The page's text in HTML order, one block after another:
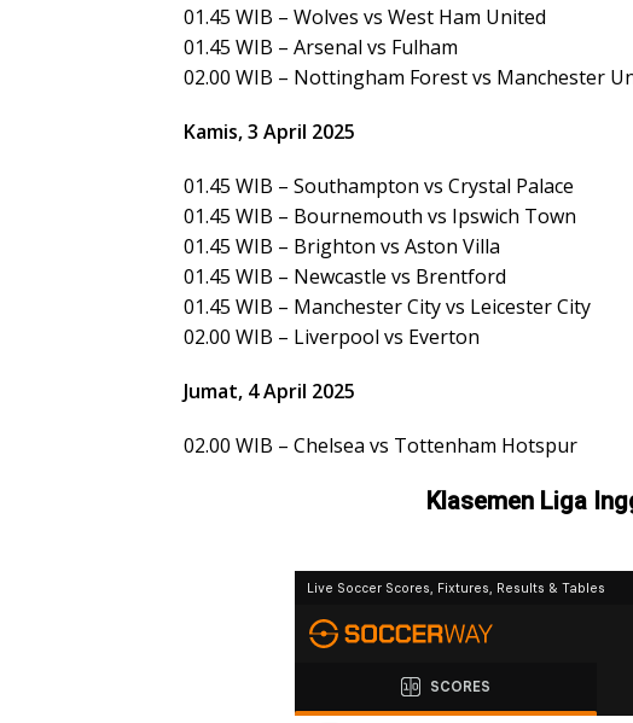
01.45 WIB – Wolves vs West Ham United
01.45 WIB – Arsenal vs Fulham
02.00 WIB – Nottingham Forest vs Manchester
Kamis, 3 April 2025
01.45 WIB – Southampton vs Crystal Palace
01.45 WIB – Bournemouth vs Ipswich Town
01.45 WIB – Brighton vs Aston Villa
01.45 WIB – Newcastle vs Brentford
01.45 WIB – Manchester City vs Leicester City
02.00 WIB – Liverpool vs Everton
Jumat, 4 April 2025
02.00 WIB – Chelsea vs Tottenham Hotspur
Klasemen Liga